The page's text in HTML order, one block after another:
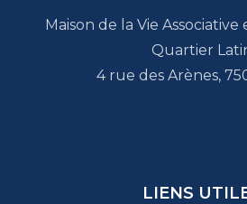
Maison de la Vie
Quartier
4 rue des Arènes,
LIENS